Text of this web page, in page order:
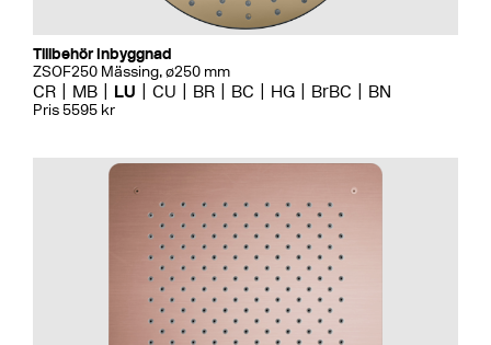
Tillbehör Inbyggnad
ZSOF250 Mässing, ø250 mm
CR MB LU CU BR BC HG BrBC BN
Pris 5595 kr